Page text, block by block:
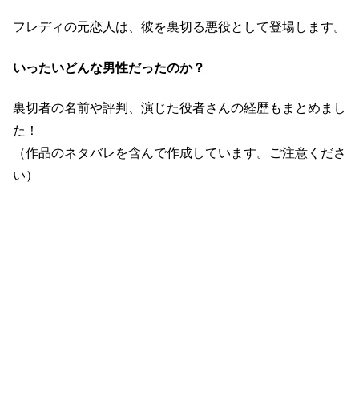
フレディの元恋人は、彼を裏切る悪役として登場します。
いったいどんな男性だったのか？
裏切者の名前や評判、演じた役者さんの経歴もまとめまし
た！
（作品のネタバレを含んで作成しています。ご注意くださ
い）